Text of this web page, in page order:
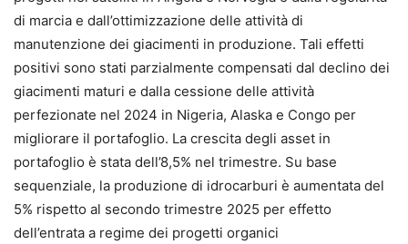
di marcia e dall’ottimizzazione delle attività di
manutenzione dei giacimenti in produzione. Tali effetti
positivi sono stati parzialmente compensati dal declino dei
giacimenti maturi e dalla cessione delle attività
perfezionate nel 2024 in Nigeria, Alaska e Congo per
migliorare il portafoglio. La crescita degli asset in
portafoglio è stata dell’8,5% nel trimestre. Su base
sequenziale, la produzione di idrocarburi è aumentata del
5% rispetto al secondo trimestre 2025 per effetto
dell’entrata a regime dei progetti organici